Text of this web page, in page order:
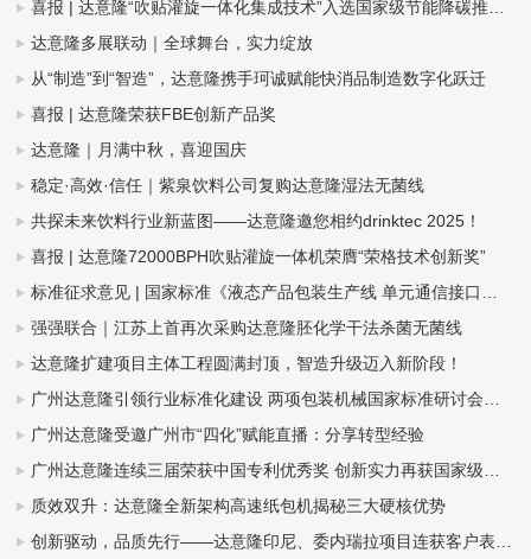
喜报 | 达意隆“吹贴灌旋一体化集成技术”入选国家级节能降碳推荐目录
达意隆多展联动｜全球舞台，实力绽放
从“制造”到“智造”，达意隆携手珂诚赋能快消品制造数字化跃迁
喜报 | 达意隆荣获FBE创新产品奖
达意隆｜月满中秋，喜迎国庆
稳定·高效·信任｜紫泉饮料公司复购达意隆湿法无菌线
共探未来饮料行业新蓝图——达意隆邀您相约drinktec 2025！
喜报 | 达意隆72000BPH吹贴灌旋一体机荣膺“荣格技术创新奖”
标准征求意见 | 国家标准《液态产品包装生产线 单元通信接口通用技术要求》&《全自动旋转式PET瓶吹瓶机》
强强联合｜江苏上首再次采购达意隆胚化学干法杀菌无菌线
达意隆扩建项目主体工程圆满封顶，智造升级迈入新阶段！
广州达意隆引领行业标准化建设 两项包装机械国家标准研讨会在穗成功召开
广州达意隆受邀广州市“四化”赋能直播：分享转型经验
广州达意隆连续三届荣获中国专利优秀奖 创新实力再获国家级认可
质效双升：达意隆全新架构高速纸包机揭秘三大硬核优势
创新驱动，品质先行——达意隆印尼、委内瑞拉项目连获客户表扬信